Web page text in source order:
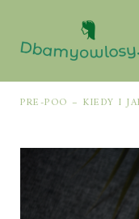
PRE-POO – KIEDY I JAK STOSOWAĆ TEN ZABIEG, BY CHRONIĆ I NAWILŻAĆ WŁOSY PRZED MYCIEM SZAMPONEM